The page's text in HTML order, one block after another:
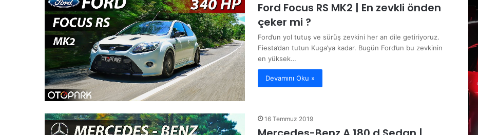
Ford Focus RS MK2 | En zevkli önden
çeker mi ?
Ford’un yol tutuş ve sürüş zevkini her an dile getiriyoruz.
Fiesta’dan tutun Kuga’ya kadar. Bugün Ford’un bu zevkinin
en yüksek…
Devamını Oku »
16 Temmuz 2019